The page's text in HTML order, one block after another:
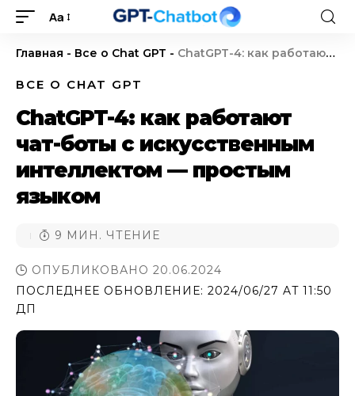
Aa
Главная - Все о Chat GPT - ChatGPT-4: как работают чат-боты с искусственным интеллектом — простым языком
ВСЕ О CHAT GPT
ChatGPT-4: как работают
чат-боты с искусственным
интеллектом — простым
языком
ПОСЛЕДНЕЕ ОБНОВЛЕНИЕ: 2024/06/27 AT 11:50
ДП
ОПУБЛИКОВАНО 20.06.2024
9 МИН. ЧТЕНИЕ